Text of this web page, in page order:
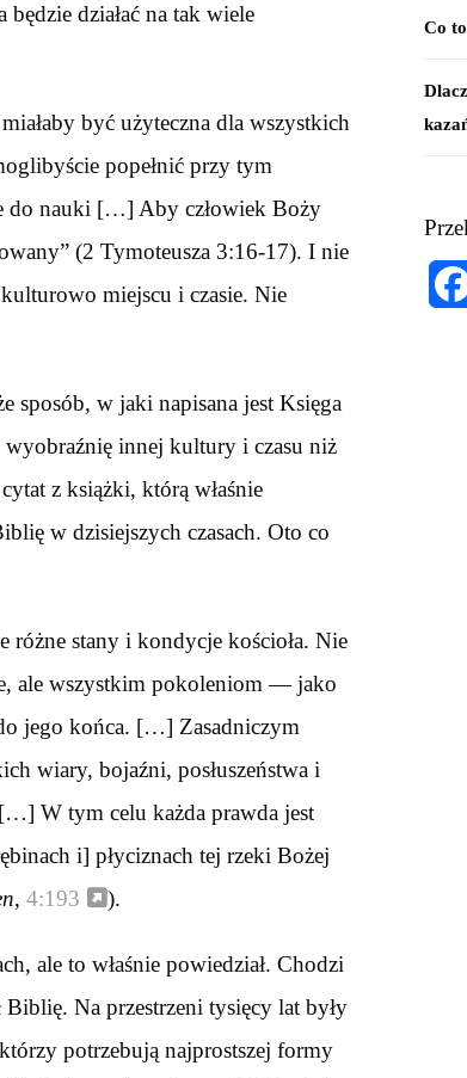
działać na tak wiele
być użyteczna dla wszystkich
popełnić przy tym
do nauki […] Aby człowiek Boży
(2 Tymoteusza 3:16-17). I nie
miejscu i czasie. Nie
sposób, w jaki napisana jest Księga
wyobraźnię innej kultury i czasu niż
z książki, którą właśnie
w dzisiejszych czasach. Oto co
różne stany i kondycje kościoła. Nie
ale wszystkim pokoleniom — jako
jego końca. […] Zasadniczym
wiary, bojaźni, posłuszeństwa i
W tym celu każda prawda jest
i] płyciznach tej rzeki Bożej
, 4:193 ).
ale to właśnie powiedział. Chodzi
Na przestrzeni tysięcy lat były
potrzebują najprostszej formy
Co